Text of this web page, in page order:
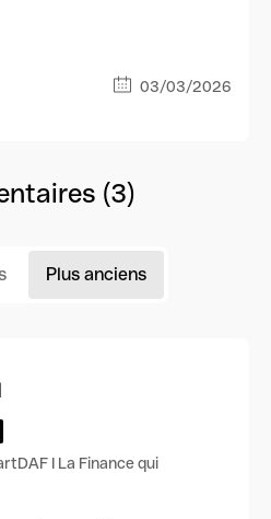
03/03/2026
(3)
Plus anciens
I La Finance qui